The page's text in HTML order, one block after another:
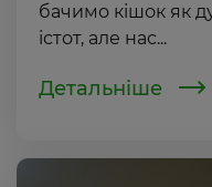
бачимо кішок як
істот, але нас...
Детальніше